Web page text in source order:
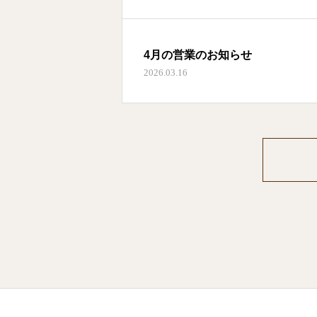
4月の営業のお知らせ
2026.03.16